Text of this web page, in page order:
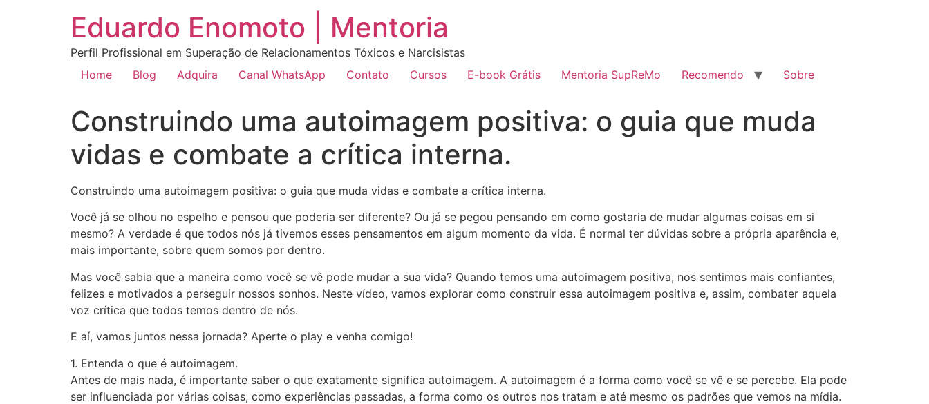
Eduardo Enomoto | Mentoria
Perfil Profissional em Superação de Relacionamentos Tóxicos e Narcisistas
Home
Blog Adquira Canal WhatsApp Contato Cursos E-book Grátis Mentoria SupReMo Recomendo Sobre
Construindo uma autoimagem positiva: o guia que muda
vidas e combate a crítica interna.
Construindo uma autoimagem positiva: o guia que muda vidas e combate a crítica interna.
Você já se olhou no espelho e pensou que poderia ser diferente? Ou já se pegou pensando em como gostaria de mudar algumas coisas em si
mesmo? A verdade é que todos nós já tivemos esses pensamentos em algum momento da vida. É normal ter dúvidas sobre a própria aparência e,
mais importante, sobre quem somos por dentro.
Mas você sabia que a maneira como você se vê pode mudar a sua vida? Quando temos uma autoimagem positiva, nos sentimos mais confiantes,
felizes e motivados a perseguir nossos sonhos. Neste vídeo, vamos explorar como construir essa autoimagem positiva e, assim, combater aquela
voz crítica que todos temos dentro de nós.
E aí, vamos juntos nessa jornada? Aperte o play e venha comigo!
1. Entenda o que é autoimagem.
Antes de mais nada, é importante saber o que exatamente significa autoimagem. A autoimagem é a forma como você se vê e se percebe. Ela pode
ser influenciada por várias coisas, como experiências passadas, a forma como os outros nos tratam e até mesmo os padrões que vemos na mídia.